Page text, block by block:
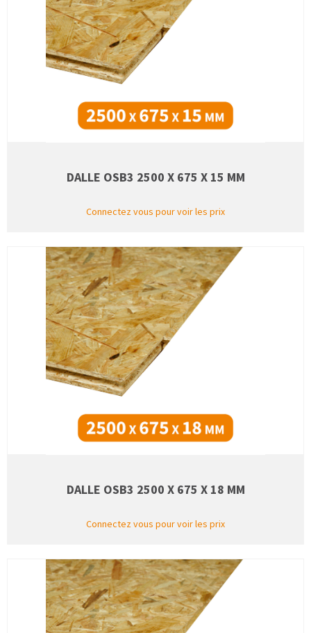
DALLE OSB3 2500 X 675 X 15 MM
Connectez vous pour voir les prix
DALLE OSB3 2500 X 675 X 18 MM
Connectez vous pour voir les prix